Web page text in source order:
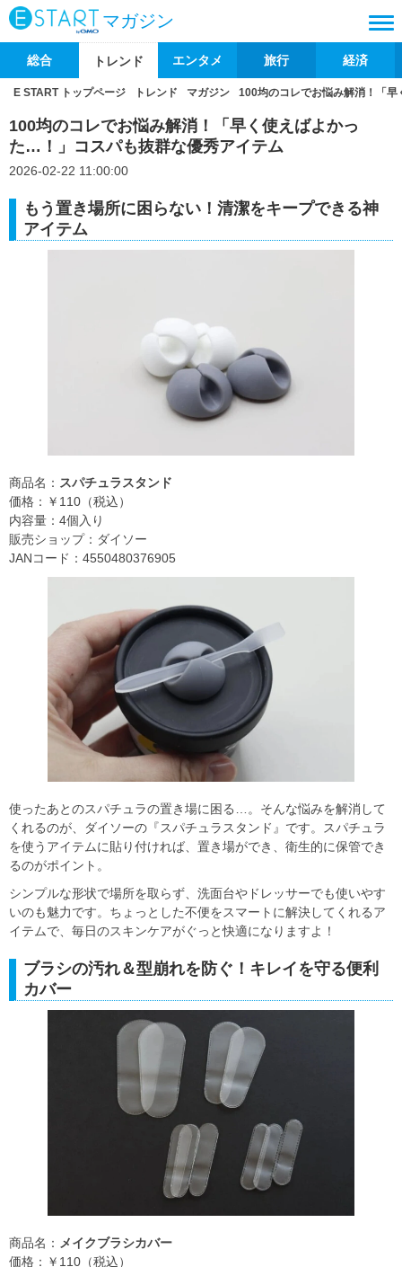
マガジン
総合 トレンド エンタメ 旅行 経済
E START トップページ トレンド マガジン 100均のコレでお悩み解消！「
100均のコレでお悩み解消！「早く使えばよかっ
た…！」コスパも抜群な優秀アイテム
2026-02-22 11:00:00
もう置き場所に困らない！清潔をキープできる神
アイテム
商品名： スパチュラスタンド
価格：￥110（税込）
内容量：4個入り
販売ショップ：ダイソー
JANコード：4550480376905
使ったあとのスパチュラの置き場に困る…。そんな悩みを解消して
くれるのが、ダイソーの『スパチュラスタンド』です。スパチュラ
を使うアイテムに貼り付ければ、置き場ができ、衛生的に保管でき
るのがポイント。
シンプルな形状で場所を取らず、洗面台やドレッサーでも使いやす
いのも魅力です。ちょっとした不便をスマートに解決してくれるア
イテムで、毎日のスキンケアがぐっと快適になりますよ！
ブラシの汚れ＆型崩れを防ぐ！キレイを守る便利
カバー
商品名： メイクブラシカバー
価格：￥110（税込）